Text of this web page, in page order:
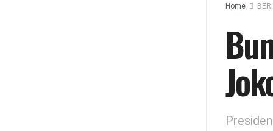
Home